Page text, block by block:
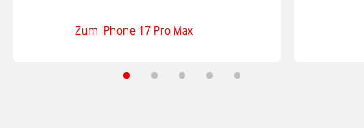
Zum iPhone 17 Pro Max